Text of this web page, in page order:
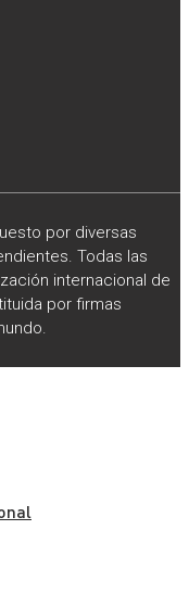
por diversas
Todas las
internacional de
por firmas